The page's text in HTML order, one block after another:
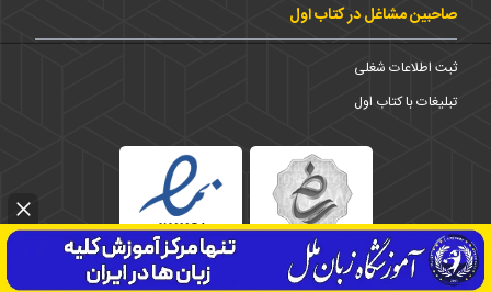
صاحبین مشاغل در کتاب اول
ثبت اطلاعات شغلی
تبلیغات با کتاب اول